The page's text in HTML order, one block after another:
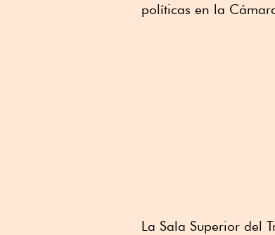
políticas en la
La Sala Superior del